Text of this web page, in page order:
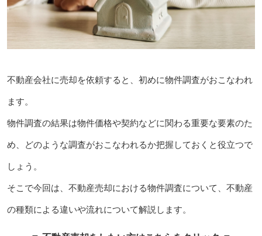
不動産会社に売却を依頼すると、初めに物件調査がおこなわれ
ます。
物件調査の結果は物件価格や契約などに関わる重要な要素のた
め、どのような調査がおこなわれるか把握しておくと役立つで
しょう。
そこで今回は、不動産売却における物件調査について、不動産
の種類による違いや流れについて解説します。